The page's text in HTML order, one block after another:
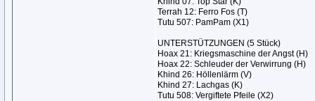
Terrah 12: Ferro Fos (T)
Tutu 507: PamPam (X1)
UNTERSTÜTZUNGEN (5 Stück)
Hoax 21: Kriegsmaschine der Angst (H)
Hoax 22: Schleuder der Verwirrung (H)
Khind 26: Höllenlärm (V)
Khind 27: Lachgas (K)
Tutu 508: Vergiftete Pfeile (X2)